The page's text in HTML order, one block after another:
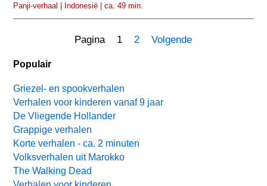
Panji-verhaal | Indonesië | ca. 49 min.
Pagina 12 Volgende
Populair
Griezel- en spookverhalen
Verhalen voor kinderen vanaf 9 jaar
De Vliegende Hollander
Grappige verhalen
Korte verhalen - ca. 2 minuten
Volksverhalen uit Marokko
The Walking Dead